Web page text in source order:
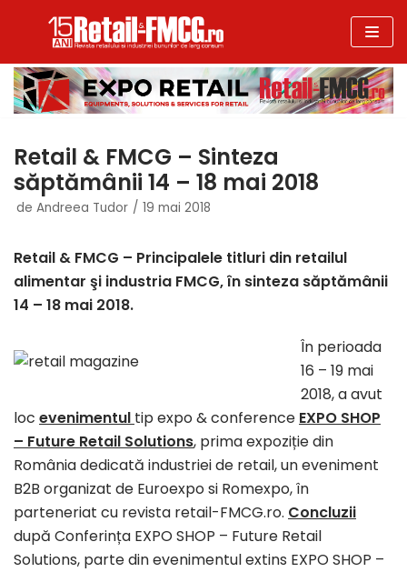
la
conținut
Retail & FMCG – Sinteza
săptămânii 14 – 18 mai 2018
de Andreea Tudor 19 mai 2018
Retail & FMCG – Principalele titluri din retailul
alimentar şi industria FMCG, în sinteza săptămânii
14 – 18 mai 2018.
În perioada
16 – 19 mai
2018, a avut
loc evenimentul tip expo & conference EXPO SHOP
– Future Retail Solutions, prima expoziție din
România dedicată industriei de retail, un eveniment
B2B organizat de Euroexpo si Romexpo, în
parteneriat cu revista retail-FMCG.ro. Concluzii
după Conferința EXPO SHOP – Future Retail
Solutions, parte din evenimentul extins EXPO SHOP –